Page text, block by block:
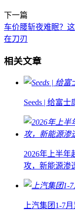
下一篇
车价腰斩夜难眠？
在刀刃
相关文章
Seeds | 给富
2026年上半年
攻，新能源渗
上汽集团1-7